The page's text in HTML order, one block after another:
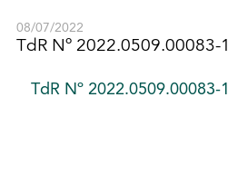
08/07/2022
TdR Nº 2022.0509.00083-1
TdR Nº 2022.0509.00083-1